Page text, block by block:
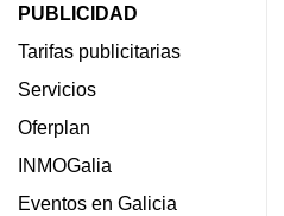
PUBLICIDAD
Tarifas publicitarias
Servicios
Oferplan
INMOGalia
Eventos en Galicia